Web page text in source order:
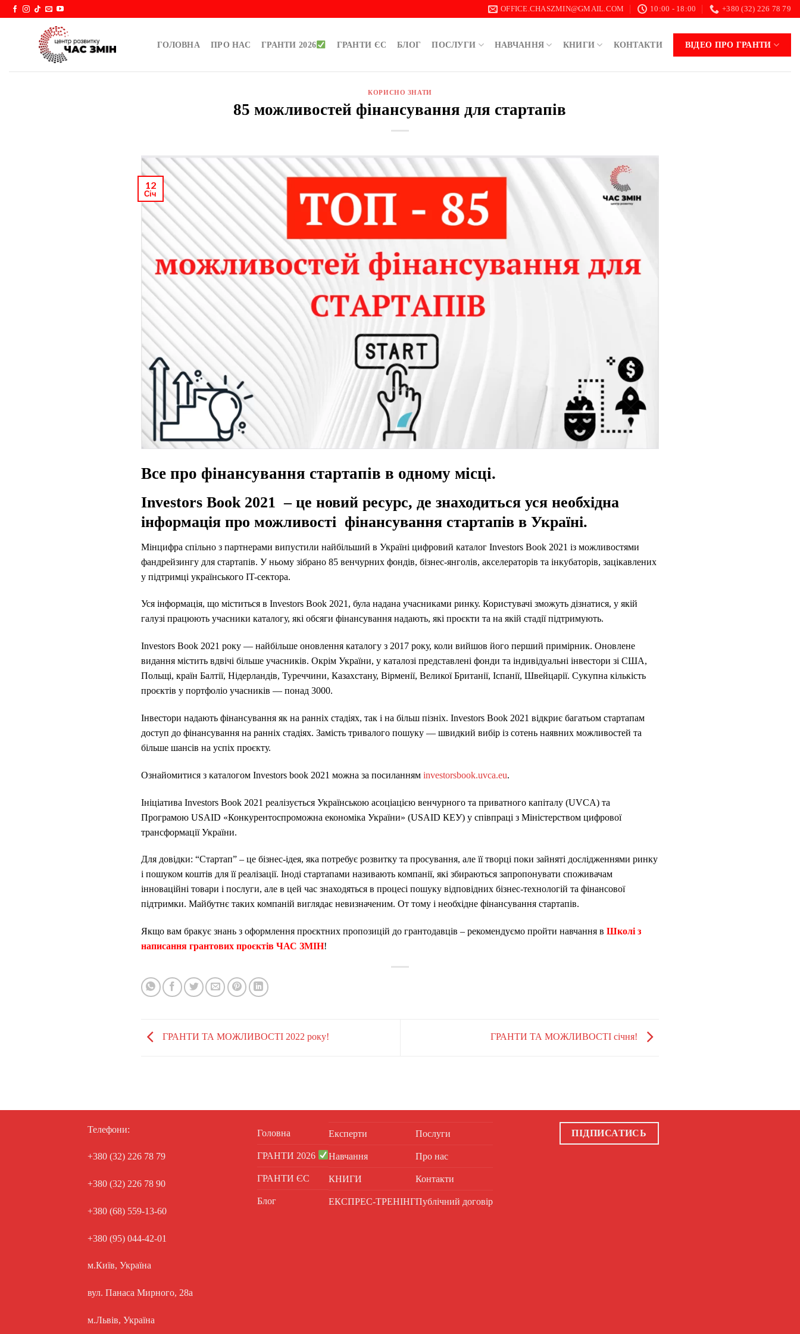
Skip
OFFICE.CHASZMIN@GMAIL.COM 10:00 - 18:00 +380 (32) 226 78 79
ГОЛОВНА ПРО НАС ГРАНТИ 2026 ГРАНТИ ЄС БЛОГ ПОСЛУГИ НАВЧАННЯ КНИГИ КОНТАКТИ ВІДЕО ПРО ГРАНТИ
КОРИСНО ЗНАТИ
85 можливостей фінансування для стартапів
12
Січ
Все про фінансування стартапів в одному місці.
Investors Book 2021 – це новий ресурс, де знаходиться уся необхідна
інформація про можливості фінансування стартапів в Україні.
Мінцифра спільно з партнерами випустили найбільший в Україні цифровий каталог Investors Book 2021 із можливостями
фандрейзингу для стартапів. У ньому зібрано 85 венчурних фондів, бізнес-янголів, акселераторів та інкубаторів, зацікавлених
у підтримці українського IT-сектора.
Уся інформація, що міститься в Investors Book 2021, була надана учасниками ринку. Користувачі зможуть дізнатися, у якій
галузі працюють учасники каталогу, які обсяги фінансування надають, які проєкти та на якій стадії підтримують.
Investors Book 2021 року — найбільше оновлення каталогу з 2017 року, коли вийшов його перший примірник. Оновлене
видання містить вдвічі більше учасників. Окрім України, у каталозі представлені фонди та індивідуальні інвестори зі США,
Польщі, країн Балтії, Нідерландів, Туреччини, Казахстану, Вірменії, Великої Британії, Іспанії, Швейцарії. Сукупна кількість
проєктів у портфоліо учасників — понад 3000.
Інвестори надають фінансування як на ранніх стадіях, так і на більш пізніх. Investors Book 2021 відкриє багатьом стартапам
доступ до фінансування на ранніх стадіях. Замість тривалого пошуку — швидкий вибір із сотень наявних можливостей та
більше шансів на успіх проєкту.
Ознайомитися з каталогом Investors book 2021 можна за посиланням investorsbook.uvca.eu.
Ініціатива Investors Book 2021 реалізується Українською асоціацією венчурного та приватного капіталу (UVCA) та
Програмою USAID «Конкурентоспроможна економіка України» (USAID КЕУ) у співпраці з Міністерством цифрової
трансформації України.
Для довідки: “Стартап” – це бізнес-ідея, яка потребує розвитку та просування, але її творці поки зайняті дослідженнями ринку
і пошуком коштів для її реалізації. Іноді стартапами називають компанії, які збираються запропонувати споживачам
інноваційні товари і послуги, але в цей час знаходяться в процесі пошуку відповідних бізнес-технологій та фінансової
підтримки. Майбутнє таких компаній виглядає невизначеним. От тому і необхідне фінансування стартапів.
Якщо вам бракує знань з оформлення проєктних пропозицій до грантодавців – рекомендуємо пройти навчання в Школі з
написання грантових проєктів ЧАС ЗМІН!
ГРАНТИ ТА МОЖЛИВОСТІ 2022 року! ГРАНТИ ТА МОЖЛИВОСТІ січня!
Телефони:
+380 (32) 226 78 79
+380 (32) 226 78 90
+380 (68) 559-13-60
+380 (95) 044-42-01
м.Київ, Україна
вул. Панаса Мирного, 28а
м.Львів, Україна
Головна
ГРАНТИ 2026
ГРАНТИ ЄС
Блог
Експерти
Навчання
КНИГИ
ЕКСПРЕС-ТРЕНІНГ
Послуги
Про нас
Контакти
Публічний договір
ПІДПИСАТИСЬ